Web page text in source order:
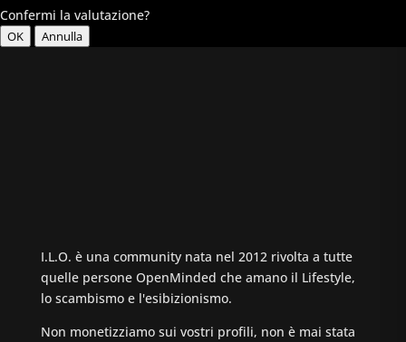
Confermi la valutazione?
OK Annulla
I.L.O. è una community nata nel 2012 rivolta a tutte
quelle persone OpenMinded che amano il Lifestyle,
lo scambismo e l'esibizionismo.
Non monetizziamo sui vostri profili, non è mai stata